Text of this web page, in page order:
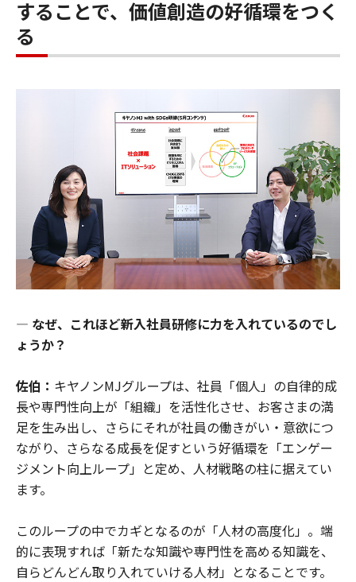
することで、価値創造の好循環をつく
る
― なぜ、これほど新入社員研修に力を入れているのでし
ょうか？
佐伯： キヤノンMJグループは、社員「個人」の自律的成
長や専門性向上が「組織」を活性化させ、お客さまの満
足を生み出し、さらにそれが社員の働きがい・意欲につ
ながり、さらなる成長を促すという好循環を「エンゲー
ジメント向上ループ」と定め、人材戦略の柱に据えてい
ます。
このループの中でカギとなるのが「人材の高度化」。端
的に表現すれば「新たな知識や専門性を高める知識を、
自らどんどん取り入れていける人材」となることです。